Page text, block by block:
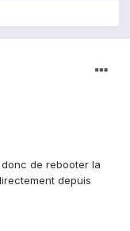
de rebooter la
depuis